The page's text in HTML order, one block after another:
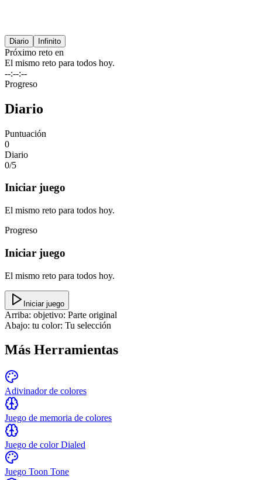
Diario Infinito
Próximo reto en
El mismo reto para todos hoy.
--:--:--
Progreso
Diario
Puntuación
0
Diario
0/5
Iniciar juego
El mismo reto para todos hoy.
Progreso
Iniciar juego
El mismo reto para todos hoy.
Iniciar juego
Arriba: objetivo: Parte original
Abajo: tu color: Tu selección
Más Herramientas
Adivinador de colores
Juego de memoria de colores
Juego de color Dialed
Juego Toon Tone